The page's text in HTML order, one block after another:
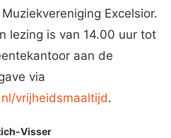
Excelsior.
lezing is van 14.00 uur tot
aan de
via
vrijheidsmaaltijd.
Visser